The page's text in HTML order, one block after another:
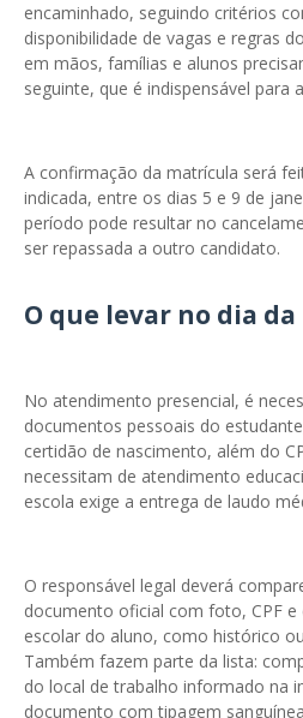
encaminhado, seguindo critérios
disponibilidade de vagas e regras
em mãos, famílias e alunos
seguinte, que é indispensável para
A confirmação da matrícula será
indicada, entre os dias 5 e 9 de
período pode resultar no
ser repassada a outro candidato.
O que levar no dia
No atendimento presencial, é
documentos pessoais do
certidão de nascimento, além do
necessitam de atendimento
escola exige a entrega de laudo
O responsável legal deverá
documento oficial com foto, CPF
escolar do aluno, como histórico
Também fazem parte da lista:
do local de trabalho informado na
documento com tipagem